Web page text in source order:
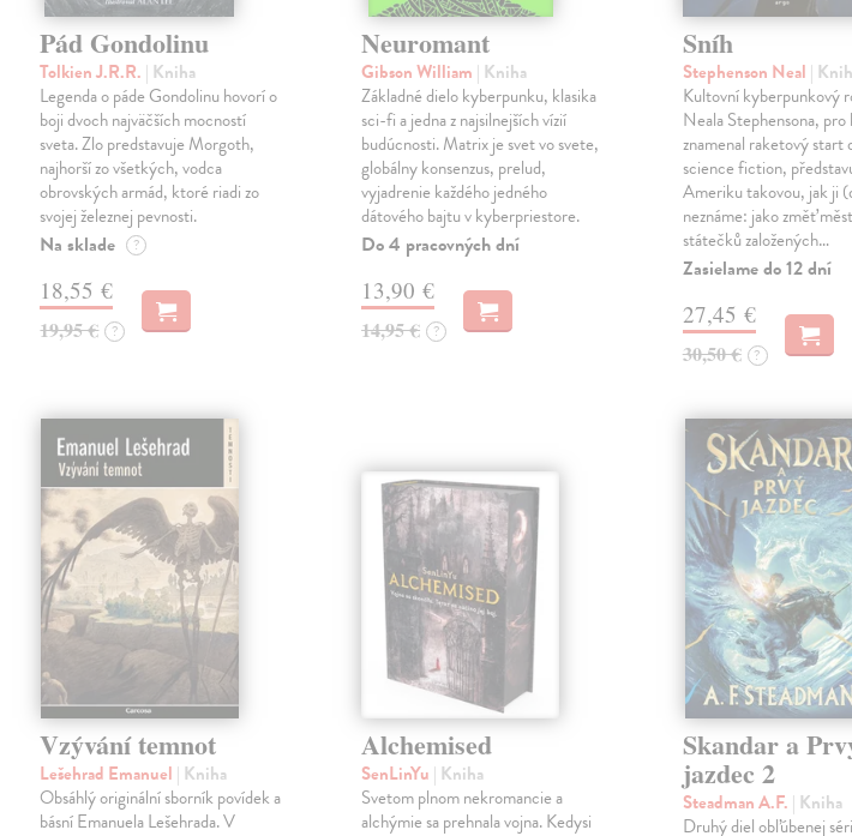
Pád Gondolinu
Tolkien J.R.R. | Kniha
Legenda o páde Gondolinu hovorí o
boji dvoch najväčších mocností
sveta. Zlo predstavuje Morgoth,
najhorší zo všetkých, vodca
obrovských armád, ktoré riadi zo
svojej železnej pevnosti.
Na sklade ?
18,55 €
19,95 € ?
Neuromant
Gibson William | Kniha
Základné dielo kyberpunku, klasika
sci-fi a jedna z najsilnejších vízií
budúcnosti. Matrix je svet vo svete,
globálny konsenzus, prelud,
vyjadrenie každého jedného
dátového bajtu v kyberpriestore.
Do 4 pracovných dní
13,90 €
14,95 € ?
Sníh
Stephenson Neal |
Kultovní kyberpunkový
Neala Stephensona,
znamenal raketový start
science fiction,
Ameriku takovou, jak ji
neznáme: jako změť
státečků založených…
Zasielame do 12 dní
27,45 €
30,50 € ?
Vzývání temnot
Lešehrad Emanuel | Kniha
Obsáhlý originální sborník povídek a
básní Emanuela Lešehrada. V
Alchemised
SenLinYu | Kniha
Svetom plnom nekromancie a
alchýmie sa prehnala vojna. Kedysi
Skandar a
jazdec 2
Steadman A.F. | Kniha
Druhý diel obľúbenej